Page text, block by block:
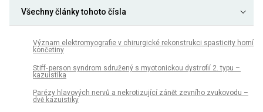
Všechny články tohoto čísla
Význam elektromyografie v chirurgické rekonstrukci spasticity horní
končetiny
Stiff‑ person syndrom sdružený s myotonickou dystrofií 2. typu –
kazuistika
Parézy hlavových nervů a nekrotizující zánět zevního zvukovodu –
dvě kazuistiky